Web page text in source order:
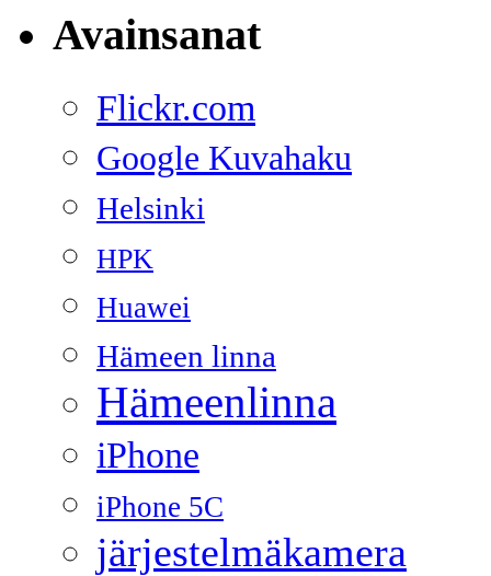
Avainsanat
Flickr.com
Google Kuvahaku
Helsinki
HPK
Huawei
Hämeen linna
Hämeenlinna
iPhone
iPhone 5C
järjestelmäkamera